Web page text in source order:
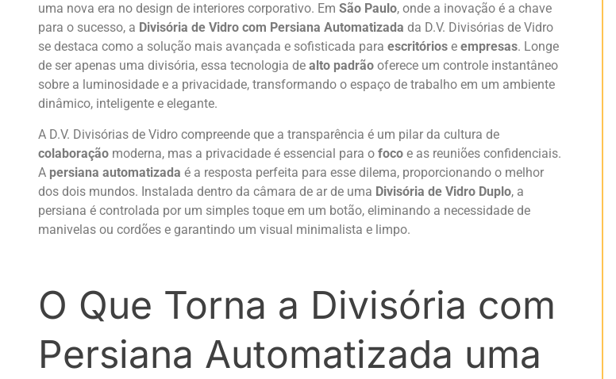
uma nova era no design de interiores corporativo. Em São Paulo, onde a inovação é a chave
para o sucesso, a Divisória de Vidro com Persiana Automatizada da D.V. Divisórias de Vidro
se destaca como a solução mais avançada e sofisticada para escritórios e empresas. Longe
de ser apenas uma divisória, essa tecnologia de alto padrão oferece um controle instantâneo
sobre a luminosidade e a privacidade, transformando o espaço de trabalho em um ambiente
dinâmico, inteligente e elegante.
A D.V. Divisórias de Vidro compreende que a transparência é um pilar da cultura de
colaboração moderna, mas a privacidade é essencial para o foco e as reuniões confidenciais.
A persiana automatizada é a resposta perfeita para esse dilema, proporcionando o melhor
dos dois mundos. Instalada dentro da câmara de ar de uma Divisória de Vidro Duplo, a
persiana é controlada por um simples toque em um botão, eliminando a necessidade de
manivelas ou cordões e garantindo um visual minimalista e limpo.
O Que Torna a Divisória com
Persiana Automatizada uma